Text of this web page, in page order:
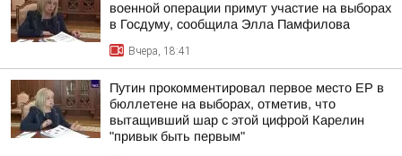
военной операции примут участие на выборах
в Госдуму, сообщила Элла Памфилова
Вчера, 18:41
Путин прокомментировал первое место ЕР в
бюллетене на выборах, отметив, что
вытащивший шар с этой цифрой Карелин
"привык быть первым"